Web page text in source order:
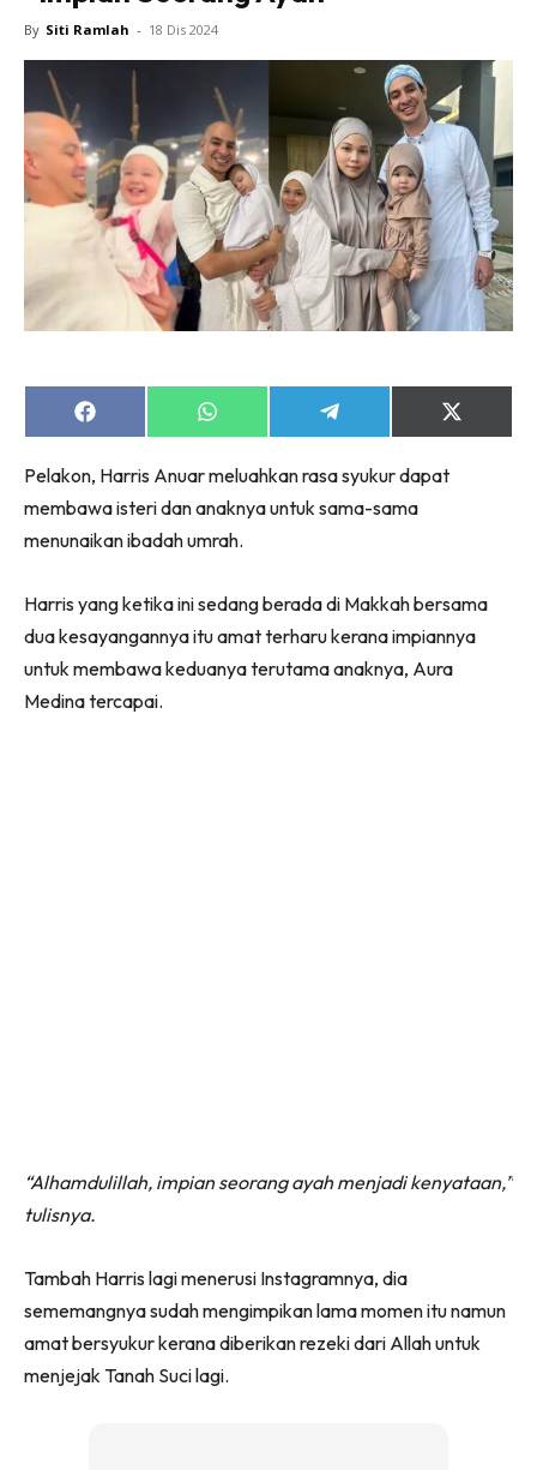
By Siti Ramlah - 18 Dis 2024
Share
on
Share
on
Share
on
Share
on
Pelakon, Harris Anuar meluahkan rasa syukur dapat
membawa isteri dan anaknya untuk sama-sama
menunaikan ibadah umrah.
Harris yang ketika ini sedang berada di Makkah bersama
dua kesayangannya itu amat terharu kerana impiannya
untuk membawa keduanya terutama anaknya, Aura
Medina tercapai.
“Alhamdulillah, impian seorang ayah menjadi kenyataan,”
tulisnya.
Tambah Harris lagi menerusi Instagramnya, dia
sememangnya sudah mengimpikan lama momen itu namun
amat bersyukur kerana diberikan rezeki dari Allah untuk
menjejak Tanah Suci lagi.